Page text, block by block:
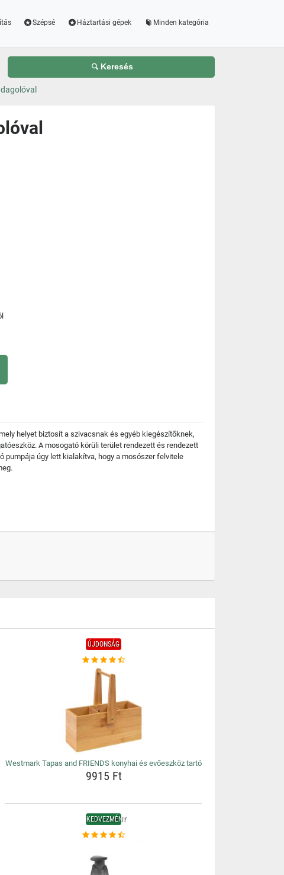
Szépsé Háztartási gépek Minden kategória
Keresés
helyet biztosít a szivacsnak és egyéb kiegészítőknek,
A mosogató körüli terület rendezett és rendezett
pumpája úgy lett kialakítva, hogy a mosószer felvitele
ÚJDONSÁG
Westmark Tapas and FRIENDS konyhai és evőeszköz tartó
9915 Ft
KEDVEZMÉNY